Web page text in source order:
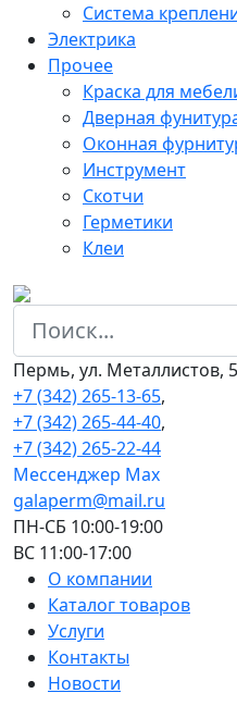
Система
Электрика
Прочее
Краска для
Дверная
Оконная
Инструмент
Скотчи
Герметики
Клеи
Пермь, ул. Металлистов, 5
+7 (342) 265-13-65,
+7 (342) 265-44-40,
+7 (342) 265-22-44
Мессенджер Мах
galaperm@mail.ru
ПН-СБ 10:00-19:00
ВС 11:00-17:00
О компании
Каталог товаров
Услуги
Контакты
Новости